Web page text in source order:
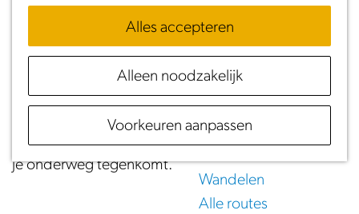
Alles accepteren
Alleen noodzakelijk
Voorkeuren aanpassen
Samen eropuit
Rust & Stilte
Activiteiten
Routes
Fietsen
Wandelen
Alle routes
Ieder seizoen groeien en bloeien er op de
vruchtbare Beemster kleigrond allerlei (h)eerlijke
streekproducten. Stap op de fiets en laat je
verrassen door de smakelijke streekproducten die
je onderweg tegenkomt.